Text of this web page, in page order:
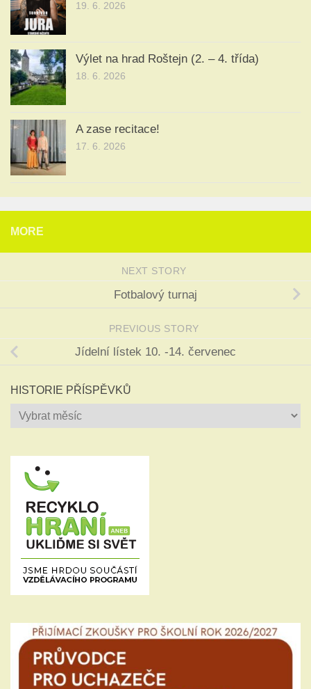
19. 6. 2026
Výlet na hrad Roštejn (2. – 4. třída)
18. 6. 2026
A zase recitace!
17. 6. 2026
MORE
NEXT STORY
Fotbalový turnaj
PREVIOUS STORY
Jídelní lístek 10. -14. červenec
HISTORIE PŘÍSPĚVKŮ
Historie